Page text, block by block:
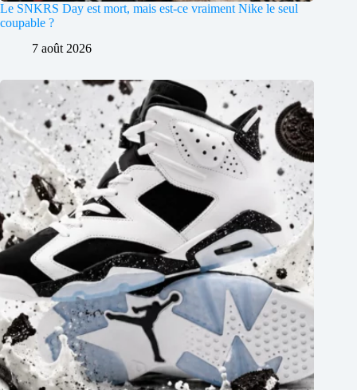
Le SNKRS Day est mort, mais est-ce vraiment Nike le seul
coupable ?
7 août 2026